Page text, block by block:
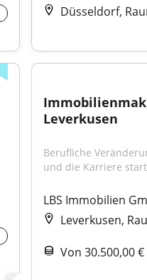
Düsseldorf,
Leverkusen
Berufliche
und die Karriere
LBS Immobilien
Leverkusen,
Von 30.500,00